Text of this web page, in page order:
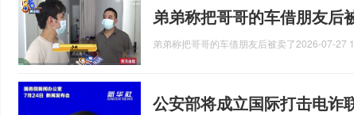
弟弟称把哥哥的车借朋友后
弟弟称把哥哥的车借朋友后被卖了2026-07-27
公安部将成立国际打击电诈